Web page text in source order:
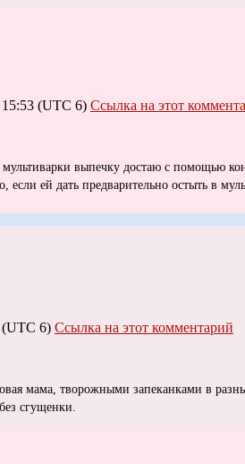
(UTC 6) Ссылка на этот
выпечку достаю с помощью
если ей дать предварительно остыть в
(UTC 6) Ссылка на этот комментарий
мама, творожными запеканками в
сгущенки.